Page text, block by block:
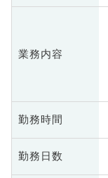
業務内容
勤務時間
勤務日数